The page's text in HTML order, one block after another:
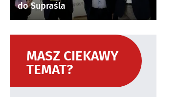
do Supraśla
MASZ CIEKAWY
TEMAT?